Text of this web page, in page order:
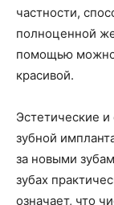
частности,
полноценной
помощью можно
красивой.
Эстетические
зубной
за новыми
зубах
означает, что